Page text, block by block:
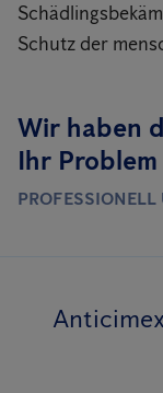
Schutz der
Wir haben
Ihr Problem